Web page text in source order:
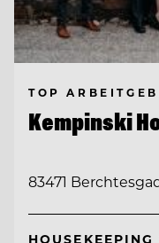
TOP
Kempinski
83471